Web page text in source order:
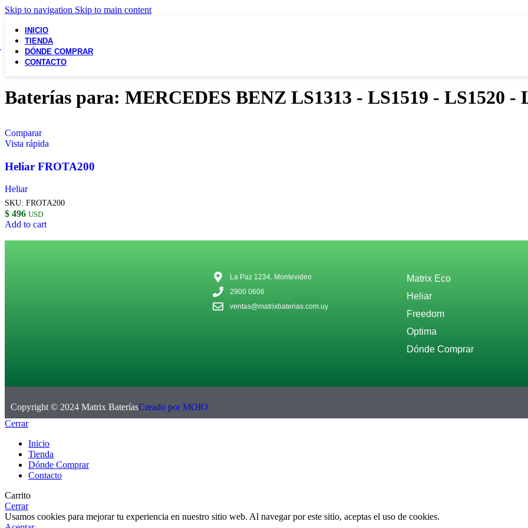
Skip to navigation Skip to main content
INICIO
TIENDA
DÓNDE COMPRAR
CONTACTO
Baterías para: MERCEDES BENZ LS1313 - LS1519 - LS1520 -
Comparar
Vista rápida
Heliar FROTA200
Heliar
SKU: FROTA200
$ 496 USD
Add to cart
La Paz 1234, Montevideo
2900 0606
ventas@matrixbaterias.com.uy
Matrix Eco
Heliar
Freedom
Optima
Dónde Comprar
Copyright © 2024 Matrix BateríasCreado por MOIO
Cerrar
Inicio
Tienda
Dónde Comprar
Contacto
Carrito
Cerrar
Usamos cookies para mejorar tu experiencia en nuestro sitio web. Al navegar por este sitio, aceptas el uso de cookies.